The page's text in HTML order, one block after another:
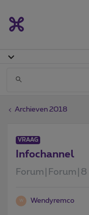
Archieven 2018
VRAAG
Infochannel
Forum|Forum|8
W Wendyremco